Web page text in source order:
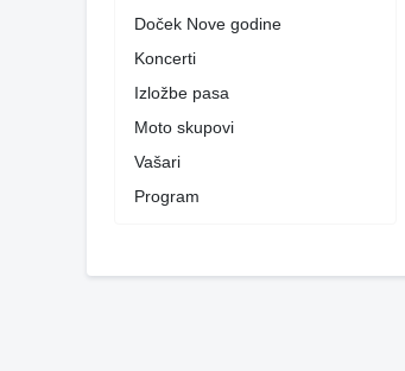
Doček Nove godine
Koncerti
Izložbe pasa
Moto skupovi
Vašari
Program